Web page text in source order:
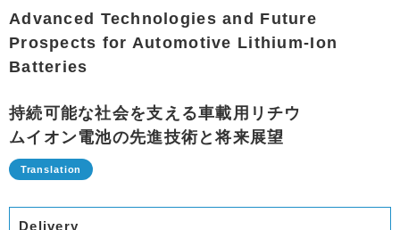
Advanced Technologies and Future
Prospects for Automotive Lithium-Ion
Batteries
持続可能な社会を支える車載用リチウ
ムイオン電池の先進技術と将来展望
Delivery